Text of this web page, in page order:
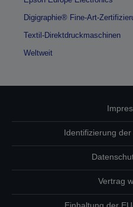
Digigraphie® Fine-Art-
Textil-Direktdruckmaschinen
Weltweit
Identifizierung
Vertrag
Einhaltung der